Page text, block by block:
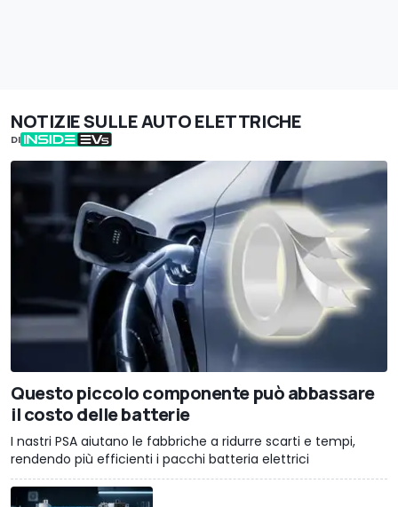
NOTIZIE SULLE AUTO ELETTRICHE
DI
Questo piccolo componente può abbassare
il costo delle batterie
I nastri PSA aiutano le fabbriche a ridurre scarti e tempi,
rendendo più efficienti i pacchi batteria elettrici